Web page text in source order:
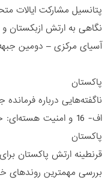
پتانسیل مشارکت ایالات
نگاهی به ارتش ازبکستان
آسیای مرکزی – دومین
پاکستان
ناگفته‌هایی درباره
اف- 16 و امنیت
پاکستان
قرنطینه ارتش پاکستان
بررسی مهمترین روندهای